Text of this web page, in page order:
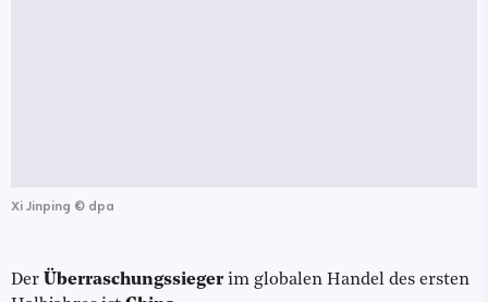
Xi Jinping © dpa
Der Überraschungssiegerim globalen Handel des ersten